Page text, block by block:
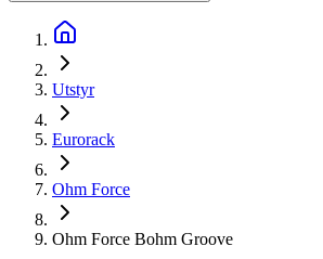
Utstyr
Eurorack
Ohm Force
Ohm Force Bohm Groove